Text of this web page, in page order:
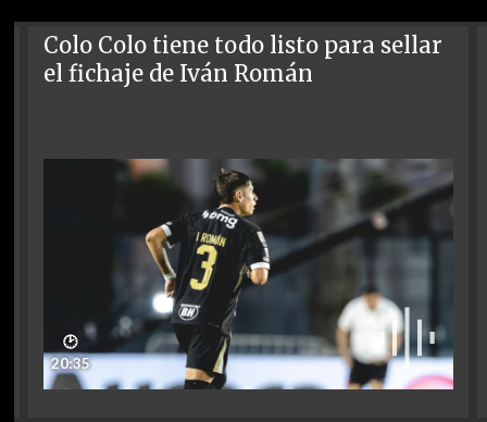
Colo Colo tiene todo listo para sellar
el fichaje de Iván Román
🕑
20:35